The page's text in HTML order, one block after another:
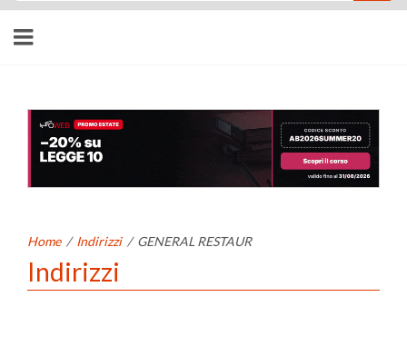
Home / Indirizzi / GENERAL RESTAUR
Indirizzi